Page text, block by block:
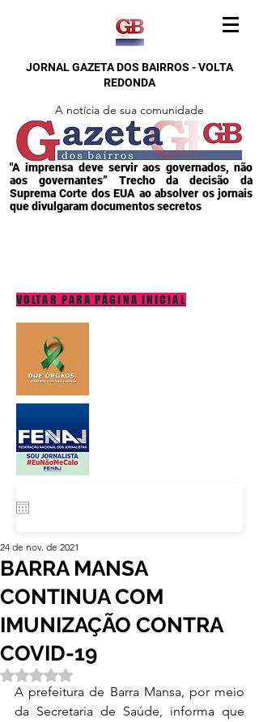
JORNAL GAZETA DOS BAIRROS - VOLTA
REDONDA
A notícia de sua comunidade
"A imprensa deve servir aos governados, não
aos governantes” Trecho da decisão da
Suprema Corte dos EUA ao absolver os jornais
que divulgaram documentos secretos
VOLTAR PARA PÁGINA INICIAL
BARRA MANSA
CONTINUA COM
IMUNIZAÇÃO CONTRA
COVID-19
24 de nov. de 2021
Avaliado com NaN de 5 estrelas.
A prefeitura de Barra Mansa, por meio
da Secretaria de Saúde, informa que